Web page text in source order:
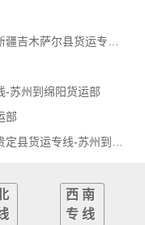
-苏州到绵阳货运部
部
西南
专线